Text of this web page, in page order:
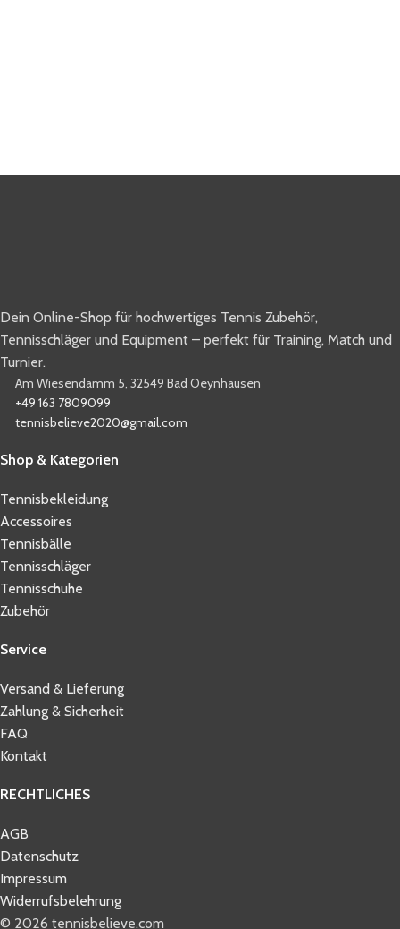
Dein Online-Shop für hochwertiges Tennis Zubehör,
Tennisschläger und Equipment – perfekt für Training, Match und
Turnier.
Am Wiesendamm 5, 32549 Bad Oeynhausen
+49 163 7809099
tennisbelieve2020@gmail.com
Shop & Kategorien
Tennisbekleidung
Accessoires
Tennisbälle
Tennisschläger
Tennisschuhe
Zubehör
Service
Versand & Lieferung
Zahlung & Sicherheit
FAQ
Kontakt
RECHTLICHES
AGB
Datenschutz
Impressum
Widerrufsbelehrung
© 2026 tennisbelieve.com